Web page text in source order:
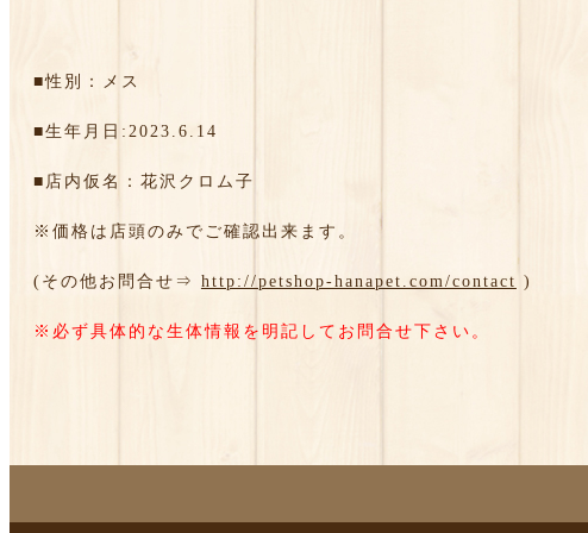
■性別：メス
■生年月日:2023.6.14
■店内仮名：花沢クロム子
※価格は店頭のみでご確認出来ます。
(その他お問合せ⇒ http://petshop-hanapet.com/contact )
※必ず具体的な生体情報を明記してお問合せ下さい。